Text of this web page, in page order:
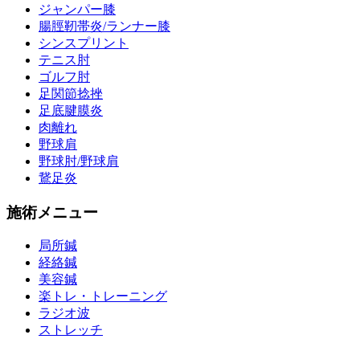
ジャンパー膝
腸脛靭帯炎/ランナー膝
シンスプリント
テニス肘
ゴルフ肘
足関節捻挫
足底腱膜炎
肉離れ
野球肩
野球肘/野球肩
鵞足炎
施術メニュー
局所鍼
経絡鍼
美容鍼
楽トレ・トレーニング
ラジオ波
ストレッチ